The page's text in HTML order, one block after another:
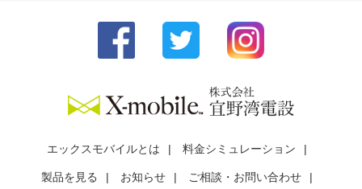
エックスモバイルとは 料金シミュレーション
製品を見る お知らせ ご相談・お問い合わせ